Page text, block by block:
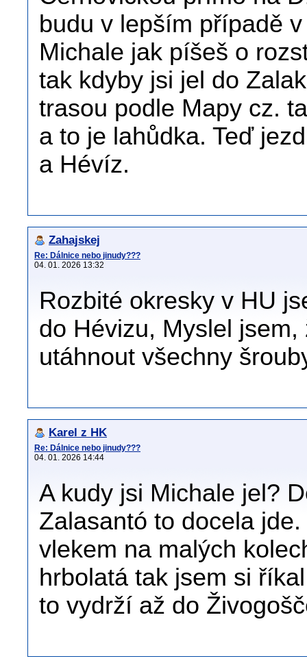
budu v lepším případě
Michale jak píšeš o
tak kdyby jsi jel do
trasou podle Mapy cz.
a to je lahůdka. Teď
a Hévíz.
Zahajskej
Re: Dálnice nebo jinudy???
04. 01. 2026 13:32
Rozbité okresky v HU
do Hévizu, Myslel
utáhnout všechny
Karel z HK
Re: Dálnice nebo jinudy???
04. 01. 2026 14:44
A kudy jsi Michale jel?
Zalasantó to docela
vlekem na malých
hrbolatá tak jsem si
to vydrží až do